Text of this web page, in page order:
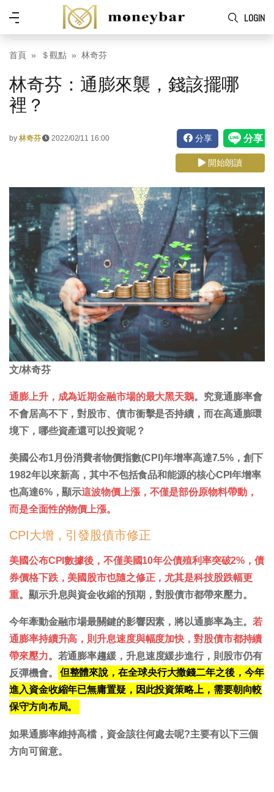
Skip to main content
LOGIN
功
能
表
首頁 ＄觀點 林奇芬
林奇芬：通膨來襲，錢該擺哪
裡？
by 林奇芬 2022/02/11 16:00 分享
開始朗讀
文/林奇芬
通膨上升，成為近期金融市場的最大黑天鵝。究竟通膨率會
不會居高不下，對股市、債市衝擊是否持續，而在高通膨環
境下，哪些資產還可以投資呢？
美國公布1月份消費者物價指數(CPI)年增率高達7.5%，創下
1982年以來新高，其中不包括食品和能源的核心CPI年增率
也高達6%，顯示這波物價上漲，不僅是部份原物料帶動，
而是全面性的物價上漲。
CPI大增，引發股債市修正
美國公布CPI數據後，不僅美國10年公債殖利率突破2%，債
券價格下跌，美國股市也隨之修正，尤其是科技股跌幅更
重。顯示升息與資金收縮的預期，對股債市都帶來壓力。
今年牽動金融市場最關鍵的影響因素，將以通膨率為主。 若
通膨率持續升高，則升息速度與幅度加快，對股債市都持續
帶來壓力。若通膨率趨緩，升息速度緩步進行，則股市仍有
反彈機會。
但整體來說，在全球央行大撒錢二年之後，今年
進入資金收縮年已無庸置疑，因此投資策略上，需要朝向較
保守方向布局。
如果通膨率維持高檔，資金該往何處去呢?主要有以下三個
方向可留意。